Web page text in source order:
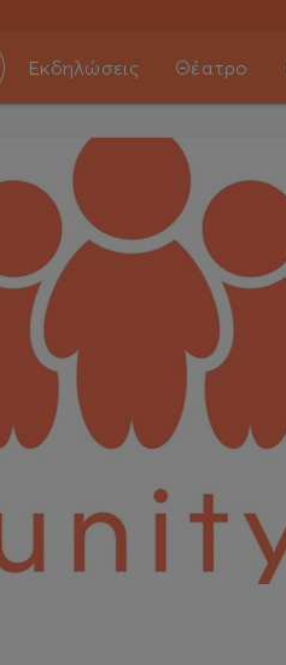
Εκδηλώσεις Θέατρο